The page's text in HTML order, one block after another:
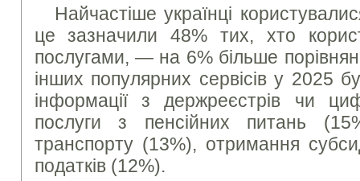
Найчастіше українці
це зазначили 48% тих, хто
послугами, — на 6% більше
інших популярних сервісів у 2025
інформації з держреєстрів чи
послуги з пенсійних питань
транспорту (13%), отримання
податків (12%).